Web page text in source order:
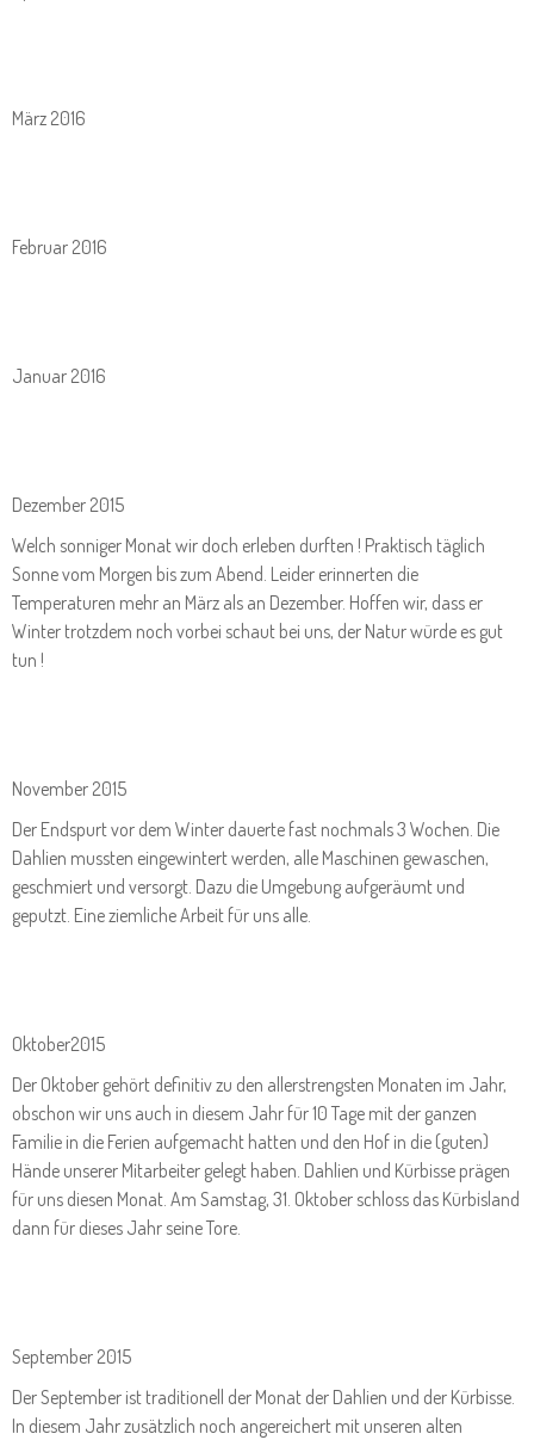
März 2016
Februar 2016
Januar 2016
Dezember 2015
Welch sonniger Monat wir doch erleben durften ! Praktisch täglich
Sonne vom Morgen bis zum Abend. Leider erinnerten die
Temperaturen mehr an März als an Dezember. Hoffen wir, dass er
Winter trotzdem noch vorbei schaut bei uns, der Natur würde es gut
tun !
November 2015
Der Endspurt vor dem Winter dauerte fast nochmals 3 Wochen. Die
Dahlien mussten eingewintert werden, alle Maschinen gewaschen,
geschmiert und versorgt. Dazu die Umgebung aufgeräumt und
geputzt. Eine ziemliche Arbeit für uns alle.
Oktober2015
Der Oktober gehört definitiv zu den allerstrengsten Monaten im Jahr,
obschon wir uns auch in diesem Jahr für 10 Tage mit der ganzen
Familie in die Ferien aufgemacht hatten und den Hof in die (guten)
Hände unserer Mitarbeiter gelegt haben. Dahlien und Kürbisse prägen
für uns diesen Monat. Am Samstag, 31. Oktober schloss das Kürbisland
dann für dieses Jahr seine Tore.
September 2015
Der September ist traditionell der Monat der Dahlien und der Kürbisse.
In diesem Jahr zusätzlich noch angereichert mit unseren alten